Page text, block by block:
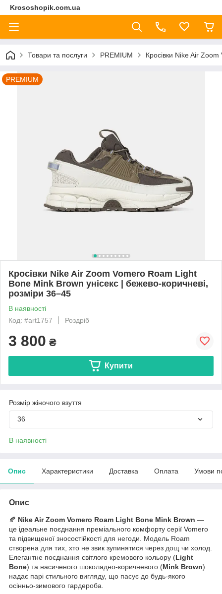
Krososhopik.com.ua
Товари та послуги PREMIUM Кросівки Nike Air
PREMIUM
Кросівки Nike Air Zoom Vomero Roam Light
Bone Mink Brown унісекс | бежево-коричневі,
розміри 36–45
В наявності
Код: #art1757
Роздріб
3 800 ₴
Купити
Розмір жіночого взуття
36
В наявності
Опис Характеристики Доставка Оплата Умови
Опис
🍂 Nike Air Zoom Vomero Roam Light Bone Mink Brown —
це ідеальне поєднання преміального комфорту серії Vomero
та підвищеної зносостійкості для негоди. Модель Roam
створена для тих, хто не звик зупинятися через дощ чи холод.
Елегантне поєднання світлого кремового кольору (Light
Bone) та насиченого шоколадно-коричневого (Mink Brown)
надає парі стильного вигляду, що пасує до будь-якого
осінньо-зимового гардероба.